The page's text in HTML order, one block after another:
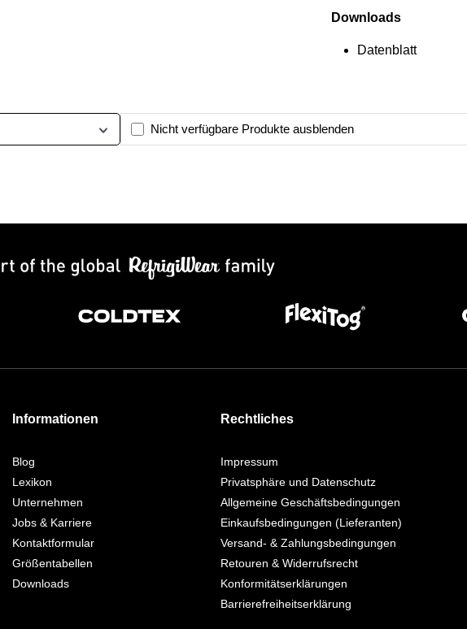
Downloads
Datenblatt
Nicht verfügbare Produkte ausblenden
Informationen
Blog
Lexikon
Unternehmen
Jobs & Karriere
Kontaktformular
Größentabellen
Downloads
Rechtliches
Impressum
Privatsphäre und Datenschutz
Allgemeine Geschäftsbedingungen
Einkaufsbedingungen (Lieferanten)
Versand- & Zahlungsbedingungen
Retouren & Widerrufsrecht
Konformitätserklärungen
Barrierefreiheitserklärung